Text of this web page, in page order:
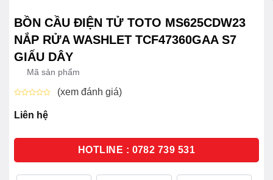
BỒN CẦU ĐIỆN TỬ TOTO MS625CDW23
NẮP RỬA WASHLET TCF47360GAA S7
GIẤU DÂY
Mã sản phẩm
xếp
hạng
sao
(xem đánh giá)
Liên hệ
HOTLINE : 0782 739 531